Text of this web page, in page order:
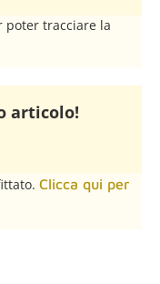
poter tracciare la
articolo!​
Clicca qui per